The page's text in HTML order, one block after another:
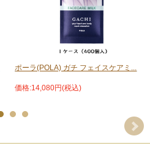
ポーラ(POLA) ガチ フェイスケアミ...
価格:14,080円(税込)